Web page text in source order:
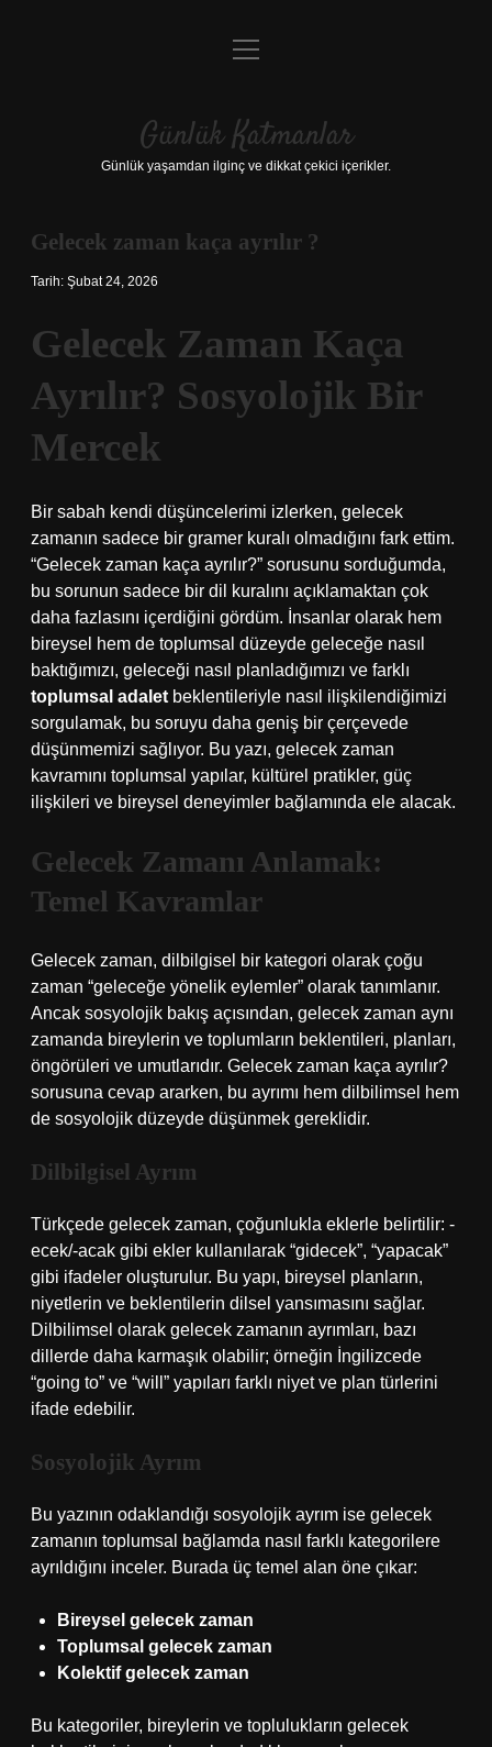
Anasayfa
Yasal Uyarı
menüyü
Günlük Katmanlar
Günlük yaşamdan ilginç ve dikkat çekici içerikler.
Gelecek zaman kaça ayrılır ?
Tarih: Şubat 24, 2026
Gelecek Zaman Kaça
Ayrılır? Sosyolojik Bir
Mercek
Bir sabah kendi düşüncelerimi izlerken, gelecek
zamanın sadece bir gramer kuralı olmadığını fark ettim.
“Gelecek zaman kaça ayrılır?” sorusunu sorduğumda,
bu sorunun sadece bir dil kuralını açıklamaktan çok
daha fazlasını içerdiğini gördüm. İnsanlar olarak hem
bireysel hem de toplumsal düzeyde geleceğe nasıl
baktığımızı, geleceği nasıl planladığımızı ve farklı
toplumsal adalet beklentileriyle nasıl ilişkilendiğimizi
sorgulamak, bu soruyu daha geniş bir çerçevede
düşünmemizi sağlıyor. Bu yazı, gelecek zaman
kavramını toplumsal yapılar, kültürel pratikler, güç
ilişkileri ve bireysel deneyimler bağlamında ele alacak.
Gelecek Zamanı Anlamak:
Temel Kavramlar
Gelecek zaman, dilbilgisel bir kategori olarak çoğu
zaman “geleceğe yönelik eylemler” olarak tanımlanır.
Ancak sosyolojik bakış açısından, gelecek zaman aynı
zamanda bireylerin ve toplumların beklentileri, planları,
öngörüleri ve umutlarıdır. Gelecek zaman kaça ayrılır?
sorusuna cevap ararken, bu ayrımı hem dilbilimsel hem
de sosyolojik düzeyde düşünmek gereklidir.
Dilbilgisel Ayrım
Türkçede gelecek zaman, çoğunlukla eklerle belirtilir: -
ecek/-acak gibi ekler kullanılarak “gidecek”, “yapacak”
gibi ifadeler oluşturulur. Bu yapı, bireysel planların,
niyetlerin ve beklentilerin dilsel yansımasını sağlar.
Dilbilimsel olarak gelecek zamanın ayrımları, bazı
dillerde daha karmaşık olabilir; örneğin İngilizcede
“going to” ve “will” yapıları farklı niyet ve plan türlerini
ifade edebilir.
Sosyolojik Ayrım
Bu yazının odaklandığı sosyolojik ayrım ise gelecek
zamanın toplumsal bağlamda nasıl farklı kategorilere
ayrıldığını inceler. Burada üç temel alan öne çıkar:
Bireysel gelecek zaman
Toplumsal gelecek zaman
Kolektif gelecek zaman
Bu kategoriler, bireylerin ve toplulukların gelecek